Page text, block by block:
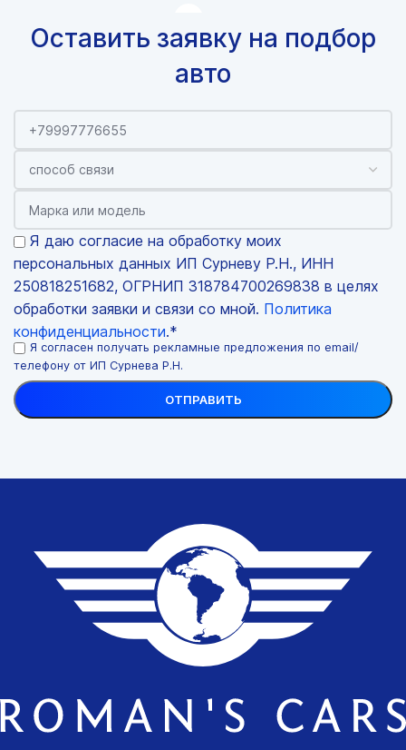
Оставить заявку на подбор
авто
Я даю согласие на обработку моих
персональных данных ИП Сурневу Р.Н., ИНН
250818251682, ОГРНИП 318784700269838 в целях
обработки заявки и связи со мной. Политика
конфиденциальности.*
Я согласен получать рекламные предложения по email/
телефону от ИП Сурнева Р.Н.